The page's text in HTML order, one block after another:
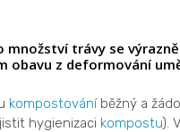
trávy se
obavu z deformování
kompostováníběžný a
hygienizaci kompostu).